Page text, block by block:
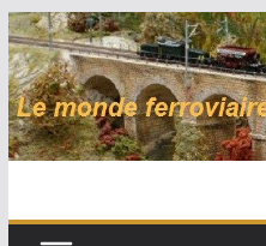
Passer
au
contenu